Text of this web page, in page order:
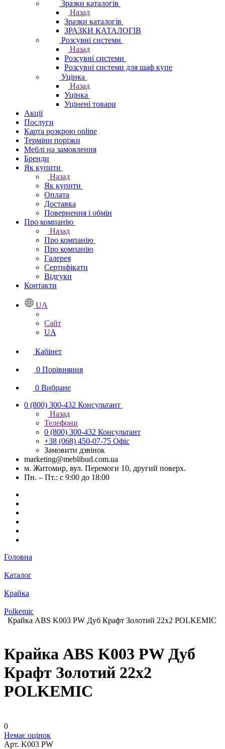
Зразки каталогів
Назад
Зразки каталогів
ЗРАЗКИ КАТАЛОГІВ
Розсувні системи
Назад
Розсувні системи
Розсувні системи для шаф купе
Уцінка
Назад
Уцінка
Уцінені товари
Акції
Послуги
Карта розкрою online
Терміни порізки
Меблі на замовлення
Бренди
Як купити
Назад
Як купити
Оплата
Доставка
Повернення і обмін
Про компанію
Назад
Про компанію
Про компанію
Галерея
Сертифікати
Відгуки
Контакти
UA
Сайт
UA
Кабінет
0 Порівняння
0 Вибране
0 (800) 300-432 Консультант
Назад
Телефони
0 (800) 300-432 Консультант
+38 (068) 450-07-75 Офіс
Замовити дзвінок
marketing@meblibud.com.ua
м. Житомир, вул. Перемоги 10, другий поверх.
Пн. – Пт.: с 9:00 до 18:00
Головна
Каталог
Крайка
Polkemic
Крайка ABS K003 PW Дуб Крафт Золотий 22х2 POLKEMIC
Крайка ABS K003 PW Дуб
Крафт Золотий 22х2
POLKEMIC
0
Немає оцінок
Арт. K003 PW